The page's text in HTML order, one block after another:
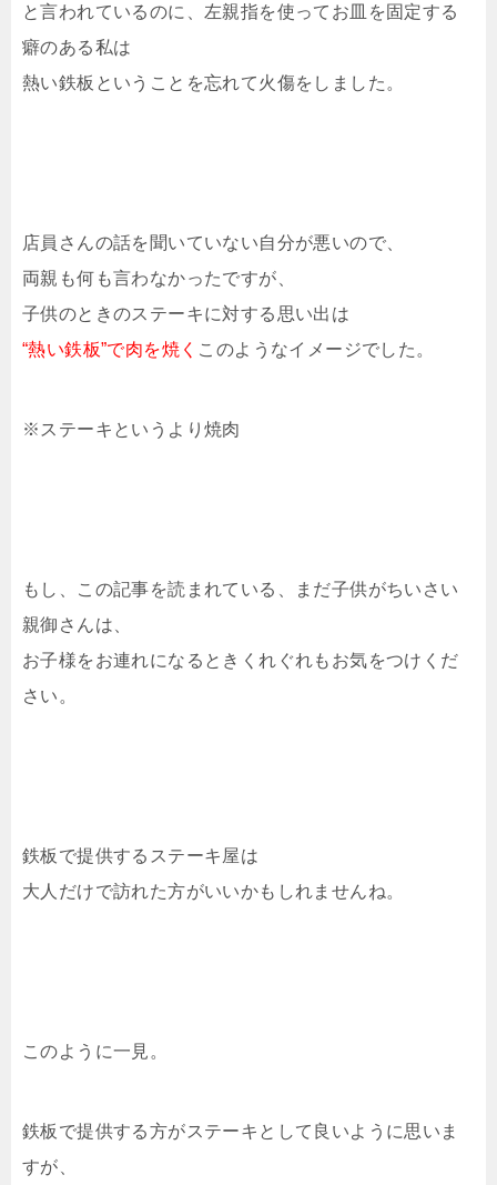
と言われているのに、左親指を使ってお皿を固定する
癖のある私は
熱い鉄板ということを忘れて火傷をしました。
店員さんの話を聞いていない自分が悪いので、
両親も何も言わなかったですが、
子供のときのステーキに対する思い出は
“熱い鉄板”で肉を焼く このようなイメージでした。
※ステーキというより焼肉
もし、この記事を読まれている、まだ子供がちいさい
親御さんは、
お子様をお連れになるときくれぐれもお気をつけくだ
さい。
鉄板で提供するステーキ屋は
大人だけで訪れた方がいいかもしれませんね。
このように一見。
鉄板で提供する方がステーキとして良いように思いま
すが、